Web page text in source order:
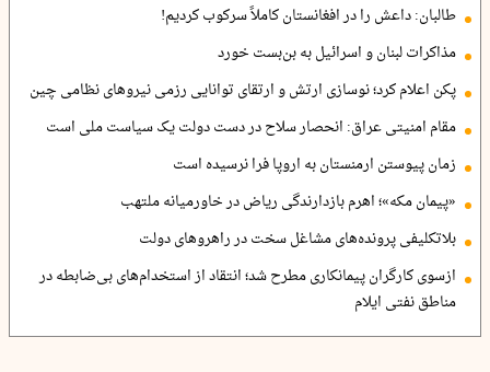
طالبان: داعش را در افغانستان کاملاً سرکوب کردیم!
مذاکرات لبنان و اسرائیل به بن‌بست خورد
پکن اعلام کرد؛ نوسازی ارتش و ارتقای توانایی رزمی نیروهای نظامی چین
مقام امنیتی عراق: انحصار سلاح در دست دولت یک سیاست ملی است
زمان پیوستن ارمنستان به اروپا فرا نرسیده است
«پیمان مکه»؛ اهرم بازدارندگی ریاض در خاورمیانه ملتهب
بلاتکلیفی پرونده‌های مشاغل سخت در راهروهای دولت
ازسوی کارگران پیمانکاری مطرح شد؛ انتقاد از استخدام‌های بی‌ضابطه در
مناطق نفتی ایلام